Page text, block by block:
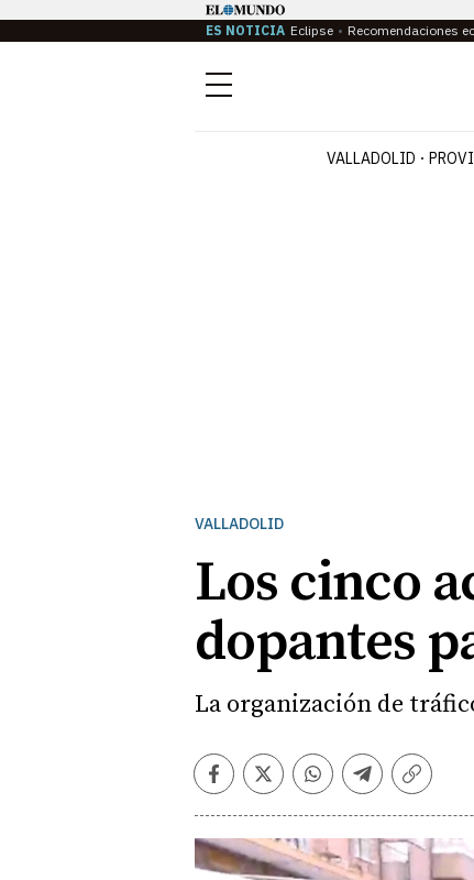
ES NOTICIA Eclipse Recomendaciones
Menú
VALLADOLID
VALLADOLID
Los cinco
dopantes
La organización de
Facebook
TwitterWhatsapp
Telegram
Copiar